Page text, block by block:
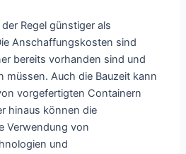
Regel günstiger als
Anschaffungskosten sind
bereits vorhanden sind und
müssen. Auch die Bauzeit kann
vorgefertigten Containern
hinaus können die
Verwendung von
und